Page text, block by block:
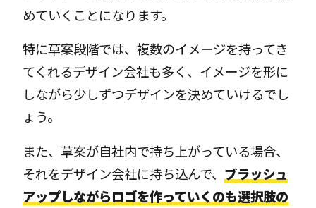
めていくことになります。
特に草案段階では、複数のイメージを持ってき
てくれるデザイン会社も多く、イメージを形に
しながら少しずつデザインを決めていけるでし
ょう。
また、草案が自社内で持ち上がっている場合、
それをデザイン会社に持ち込んで、 ブラッシュ
アップしながらロゴを作っていくのも選択肢の